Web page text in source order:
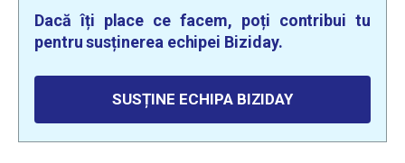
Dacă îți place ce facem, poți contribui tu
pentru susținerea echipei Biziday.
SUSȚINE ECHIPA BIZIDAY